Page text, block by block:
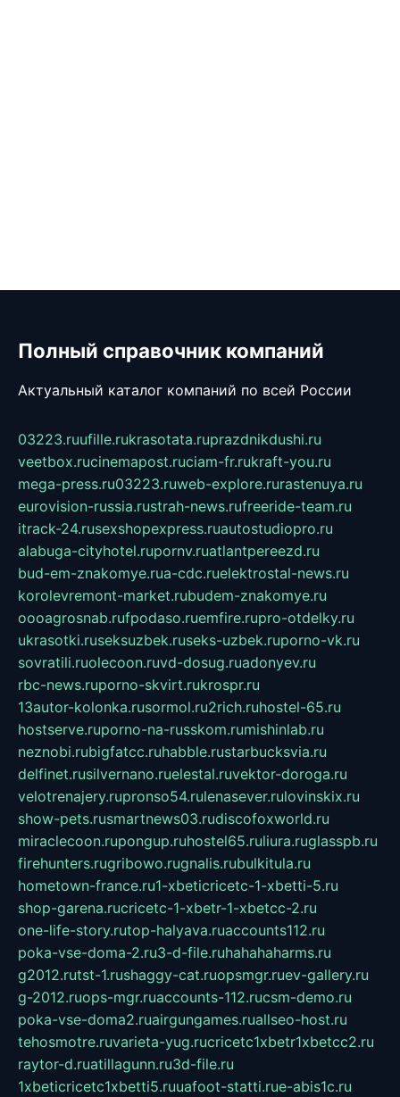
Полный справочник компаний
Актуальный каталог компаний по всей России
03223.ruufille.rukrasotata.ruprazdnikdushi.ru
veetbox.rucinemapost.ruciam-fr.rukraft-you.ru
mega-press.ru03223.ruweb-explore.rurastenuya.ru
eurovision-russia.rustrah-news.rufreeride-team.ru
itrack-24.rusexshopexpress.ruautostudiopro.ru
alabuga-cityhotel.rupornv.ruatlantpereezd.ru
bud-em-znakomye.rua-cdc.ruelektrostal-news.ru
korolevremont-market.rubudem-znakomye.ru
oooagrosnab.rufpodaso.ruemfire.rupro-otdelky.ru
ukrasotki.ruseksuzbek.ruseks-uzbek.ruporno-vk.ru
sovratili.ruolecoon.ruvd-dosug.ruadonyev.ru
rbc-news.ruporno-skvirt.rukrospr.ru
13autor-kolonka.rusormol.ru2rich.ruhostel-65.ru
hostserve.ruporno-na-russkom.rumishinlab.ru
neznobi.rubigfatcc.ruhabble.rustarbucksvia.ru
delfinet.rusilvernano.ruelestal.ruvektor-doroga.ru
velotrenajery.rupronso54.rulenasever.rulovinskix.ru
show-pets.rusmartnews03.rudiscofoxworld.ru
miraclecoon.rupongup.ruhostel65.ruliura.ruglasspb.ru
firehunters.rugribowo.rugnalis.rubulkitula.ru
hometown-france.ru1-xbeticricetc-1-xbetti-5.ru
shop-garena.rucricetc-1-xbetr-1-xbetcc-2.ru
one-life-story.rutop-halyava.ruaccounts112.ru
poka-vse-doma-2.ru3-d-file.ruhahahaharms.ru
g2012.rutst-1.rushaggy-cat.ruopsmgr.ruev-gallery.ru
g-2012.ruops-mgr.ruaccounts-112.rucsm-demo.ru
poka-vse-doma2.ruairgungames.ruallseo-host.ru
tehosmotre.ruvarieta-yug.rucricetc1xbetr1xbetcc2.ru
raytor-d.ruatillagunn.ru3d-file.ru
1xbeticricetc1xbetti5.ruuafoot-statti.rue-abis1c.ru